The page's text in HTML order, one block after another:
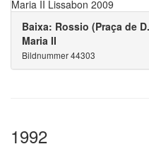
Baixa: Rossio (Praça de
Maria II
Bildnummer 44303
1992